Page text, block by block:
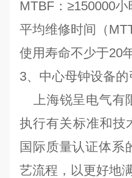
MTBF ： ≥150000小
平均维修时间（
使用寿命不少于20
3、中心母钟设备
上海锐呈电气有
执行有关标准和技
国际质量认证体系
艺流程，以更好地